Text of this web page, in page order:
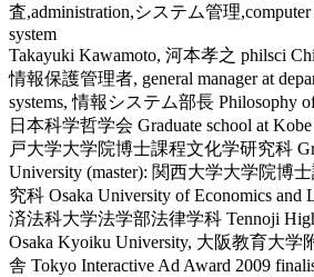
査,administration,システム管理,computer
system
Takayuki Kawamoto, 河本孝之 philsci
情報保護管理者, general manager at
systems, 情報システム部長 Philosophy
日本科学哲学会 Graduate school at
戸大学大学院博士課程文化学研究科
University (master): 関西大学大学院博
究科 Osaka University of Economics and
済法科大学法学部法律学科 Tennoji
Osaka Kyoiku University, 大阪教育大
舎 Tokyo Interactive Ad Award 2009